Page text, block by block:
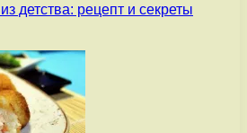
детства: рецепт и секреты